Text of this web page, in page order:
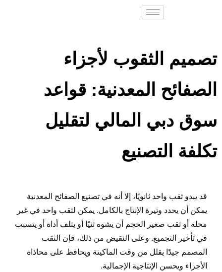
تصميم الثقوب لأجزاء
الصفائح المعدنية: قواعد
سوق دبي المالي لتقليل
تكلفة التصنيع
قد يبدو ثقب واحد ثانويًا، إلا أنه في تصنيع الصفائح المعدنية
يمكن أن يحدد وتيرة الإنتاج بالكامل. يمكن لثقب واحد في غير
محله أو ثقب صغير الحجم أن يشوه ثنيًا أو يتلف أداة أو يتسبب
في تأخير التجميع. وعلى النقيض من ذلك، فإن الثقب
المصمم جيدًا يقلل من وقت الماكينة ويحافظ على محاذاة
الأجزاء ويحسن الإنتاجية الإجمالية.